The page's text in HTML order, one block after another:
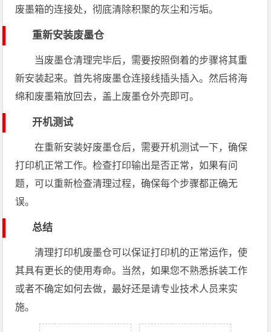
废墨箱的连接处，彻底清除积聚的灰尘和污垢。
重新安装废墨仓
当废墨仓清理完毕后，需要按照倒着的步骤将其重
新安装起来。首先将废墨仓连接线插头插入。然后将海
绵和废墨箱放回去，盖上废墨仓外壳即可。
开机测试
在重新安装好废墨仓后，需要开机测试一下，确保
打印机正常工作。检查打印输出是否正常，如果有问
题，可以重新检查清理过程，确保每个步骤都正确无
误。
总结
清理打印机废墨仓可以保证打印机的正常运作，使
其具有更长的使用寿命。当然，如果您不熟悉拆装工作
或者不确定如何去做，最好还是请专业技术人员来实
施。